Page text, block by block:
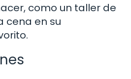
como un taller de
cena en su